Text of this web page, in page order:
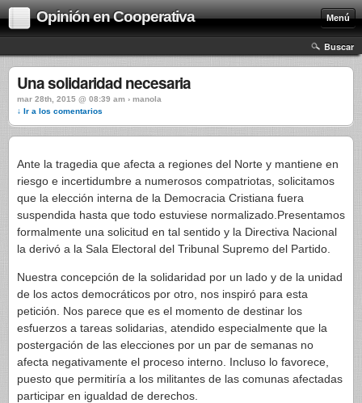
Opinión en Cooperativa Menú
Buscar
Una solidaridad necesaria
mar 28th, 2015 @ 08:39 am › manola
↓ Ir a los comentarios
Ante la tragedia que afecta a regiones del Norte y mantiene en
riesgo e incertidumbre a numerosos compatriotas, solicitamos
que la elección interna de la Democracia Cristiana fuera
suspendida hasta que todo estuviese normalizado.Presentamos
formalmente una solicitud en tal sentido y la Directiva Nacional
la derivó a la Sala Electoral del Tribunal Supremo del Partido.
Nuestra concepción de la solidaridad por un lado y de la unidad
de los actos democráticos por otro, nos inspiró para esta
petición. Nos parece que es el momento de destinar los
esfuerzos a tareas solidarias, atendido especialmente que la
postergación de las elecciones por un par de semanas no
afecta negativamente el proceso interno. Incluso lo favorece,
puesto que permitiría a los militantes de las comunas afectadas
participar en igualdad de derechos.